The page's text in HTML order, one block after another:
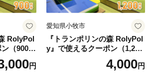
など串本食品の返礼品はこちら
RolyPol
（900
円
愛知県小牧市
『トランポリンの森 RolyPol
y』で使えるクーポン（1,200
4,000円